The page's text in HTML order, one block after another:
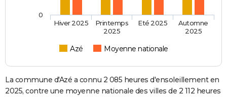
Azé Moyenne nationale
Hiver 2025
Printemps
2025
Eté 2025
Automne
2025
0
La commune d'Azé a connu 2 085 heures d'ensoleillement en
2025, contre une moyenne nationale des villes de 2 112 heures